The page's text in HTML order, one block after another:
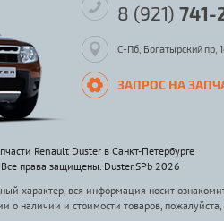
8 (921) 741-
С-Пб, Богатырский пр,
ЗАПРОС НА
Renault Duster в Санкт-Петербурге
права защищены. Duster.SPb 2026
характер, вся информация носит
о наличии и стоимости товаров,